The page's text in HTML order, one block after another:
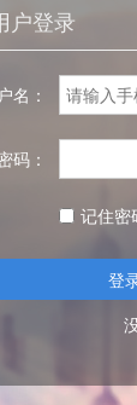
户登录
名：
码：
记住密